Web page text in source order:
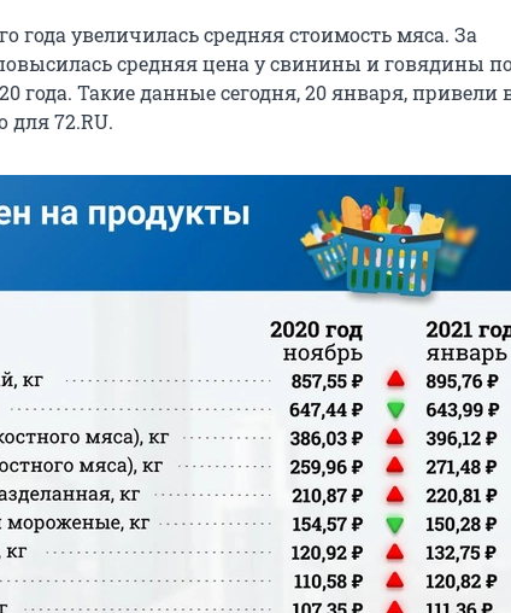
года увеличилась средняя стоимость мяса. За
средняя цена у свинины и говядины
года. Такие данные сегодня, 20 января, привели
для 72.RU.